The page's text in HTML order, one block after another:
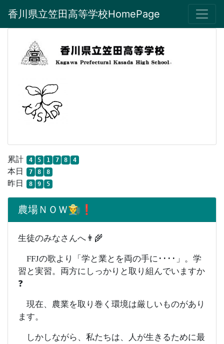
香川県立笠田高等学校HomePage
累計 4 5 1 7 8 4
本日 7 8 8
昨日 8 9 5
農場ＮＯＷ👨‍🌾❗️
生徒のみなさんへ👨‍🌾
FFJの歌より「学と業とを両の手に････」。学
習と実習。両方にしっかりと取り組んでいますか
❓
現在、農業を取り巻く環境は厳しいものがあり
ます。
しかしながら、私たちは、人が生きるために最